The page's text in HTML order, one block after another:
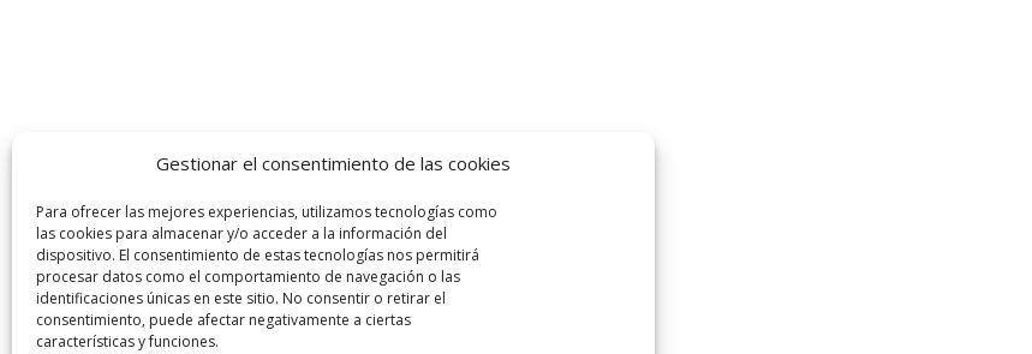
Gestionar el consentimiento de las cookies
Para ofrecer las mejores experiencias, utilizamos tecnologías como
las cookies para almacenar y/o acceder a la información del
dispositivo. El consentimiento de estas tecnologías nos permitirá
procesar datos como el comportamiento de navegación o las
identificaciones únicas en este sitio. No consentir o retirar el
consentimiento, puede afectar negativamente a ciertas
características y funciones.